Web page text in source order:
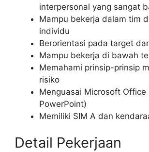
interpersonal yang sangat
Mampu bekerja dalam tim
individu
Berorientasi pada target
Mampu bekerja di bawah
Memahami prinsip-prinsip
risiko
Menguasai Microsoft Office
PowerPoint)
Memiliki SIM A dan
Detail Pekerjaan